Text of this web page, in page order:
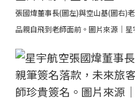
張國煒董事長(圖左)與空山基(圖右)
品親自飛到老師面前。圖片來源｜星